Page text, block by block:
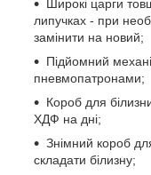
Широкі царги
липучках - при
замінити на новий;
Підйомний
пневмопатронами;
Короб для
ХДФ на дні;
Знімний короб
складати білизну;